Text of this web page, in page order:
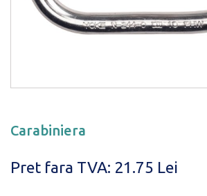
Carabiniera
Pret fara TVA: 21.75 Lei